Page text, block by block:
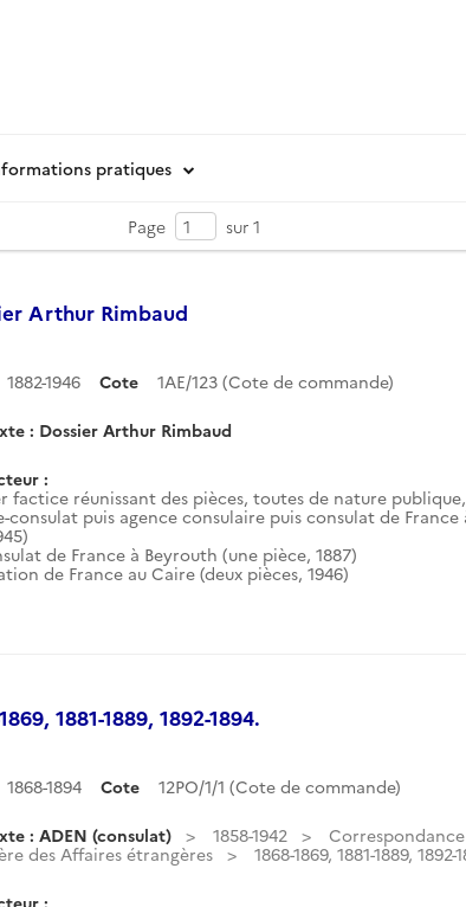
pratiques
Page sur 1
Arthur Rimbaud
1882-1946 Cote 1AE/123 (Cote de commande)
: Dossier Arthur Rimbaud
:
factice réunissant des pièces, toutes de nature
puis agence consulaire puis consulat de France
de France à Beyrouth (une pièce, 1887)
de France au Caire (deux pièces, 1946)
1881-1889, 1892-1894.
1868-1894 Cote 12PO/1/1 (Cote de commande)
: ADEN (consulat) 1858-1942 Correspondance
des Affaires étrangères
1868-1869, 1881-1889, 1892-
: